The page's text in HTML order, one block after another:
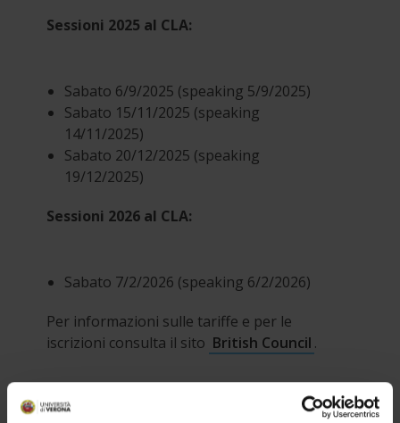
Sessioni 2025 al CLA:
Sabato 6/9/2025 (speaking 5/9/2025)
Sabato 15/11/2025 (speaking
14/11/2025)
Sabato 20/12/2025 (speaking
19/12/2025)
Sessioni 2026 al CLA:
Sabato 7/2/2026 (speaking 6/2/2026)
Per informazioni sulle tariffe e per le
iscrizioni consulta il sito British Council .
N.B.: Le iscrizioni chiudono 10 gg prima della
data del test.